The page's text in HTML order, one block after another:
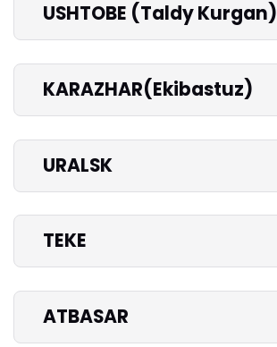
USHTOBE (Taldy Kurgan)
KARAZHAR(Ekibastuz)
URALSK
TEKE
ATBASAR